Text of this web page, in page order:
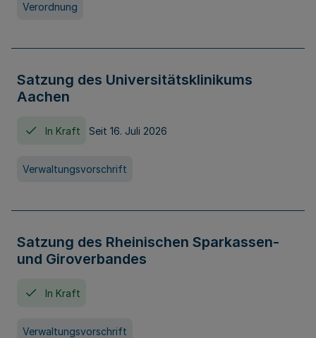
Verordnung
Satzung des Universitätsklinikums
Aachen
In Kraft Seit 16. Juli 2026
Verwaltungsvorschrift
Satzung des Rheinischen Sparkassen-
und Giroverbandes
In Kraft
Verwaltungsvorschrift